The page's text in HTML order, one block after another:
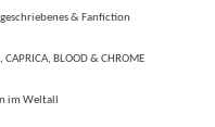
& Fanfiction
CAPRICA, BLOOD & CHROME
im Weltall